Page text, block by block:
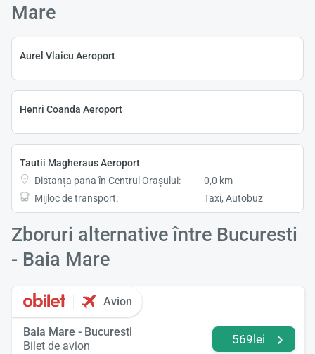
Mare
Aurel Vlaicu Aeroport
Henri Coanda Aeroport
Tautii Magheraus Aeroport
Distanța pana în Centrul Orașului:
0,0 km
Mijloc de transport:
Taxi, Autobuz
Zboruri alternative între Bucuresti
- Baia Mare
Avion
Baia Mare - Bucuresti
Bilet de avion
569lei